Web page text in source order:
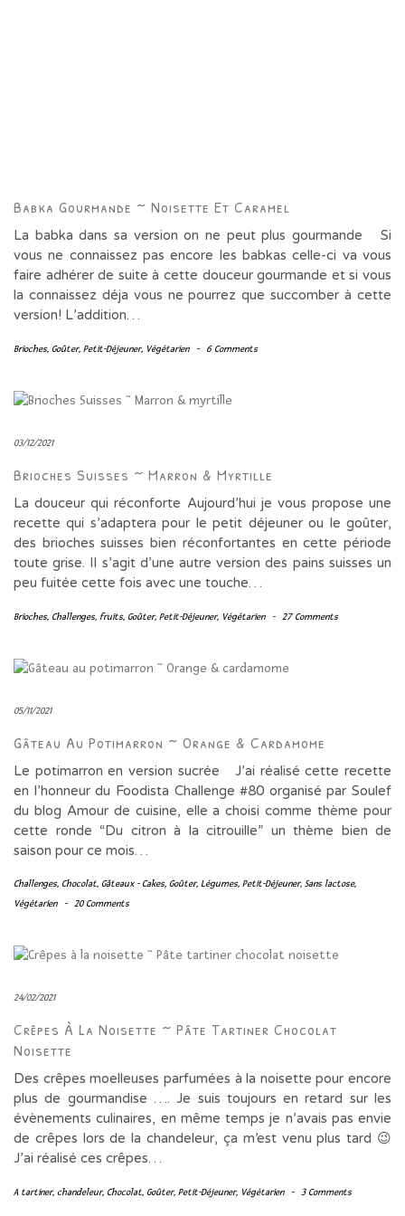
Babka Gourmande ~ Noisette Et Caramel
La babka dans sa version on ne peut plus gourmande Si
vous ne connaissez pas encore les babkas celle-ci va vous
faire adhérer de suite à cette douceur gourmande et si vous
la connaissez déja vous ne pourrez que succomber à cette
version! L’addition…
Brioches, Goûter, Petit-Déjeuner, Végétarien - 6 Comments
03/12/2021
Brioches Suisses ~ Marron & Myrtille
La douceur qui réconforte Aujourd’hui je vous propose une
recette qui s’adaptera pour le petit déjeuner ou le goûter,
des brioches suisses bien réconfortantes en cette période
toute grise. Il s’agit d’une autre version des pains suisses un
peu fuitée cette fois avec une touche…
Brioches, Challenges, fruits, Goûter, Petit-Déjeuner, Végétarien - 27 Comments
05/11/2021
Gâteau Au Potimarron ~ Orange & Cardamome
Le potimarron en version sucrée J’ai réalisé cette recette
en l’honneur du Foodista Challenge #80 organisé par Soulef
du blog Amour de cuisine, elle a choisi comme thème pour
cette ronde “Du citron à la citrouille” un thème bien de
saison pour ce mois…
Challenges, Chocolat, Gâteaux - Cakes, Goûter, Légumes, Petit-Déjeuner, Sans lactose,
Végétarien
- 20 Comments
24/02/2021
Crêpes À La Noisette ~ Pâte Tartiner Chocolat
Noisette
Des crêpes moelleuses parfumées à la noisette pour encore
plus de gourmandise …. Je suis toujours en retard sur les
évènements culinaires, en même temps je n’avais pas envie
de crêpes lors de la chandeleur, ça m’est venu plus tard 😉
J’ai réalisé ces crêpes…
A tartiner, chandeleur, Chocolat, Goûter, Petit-Déjeuner, Végétarien - 3 Comments